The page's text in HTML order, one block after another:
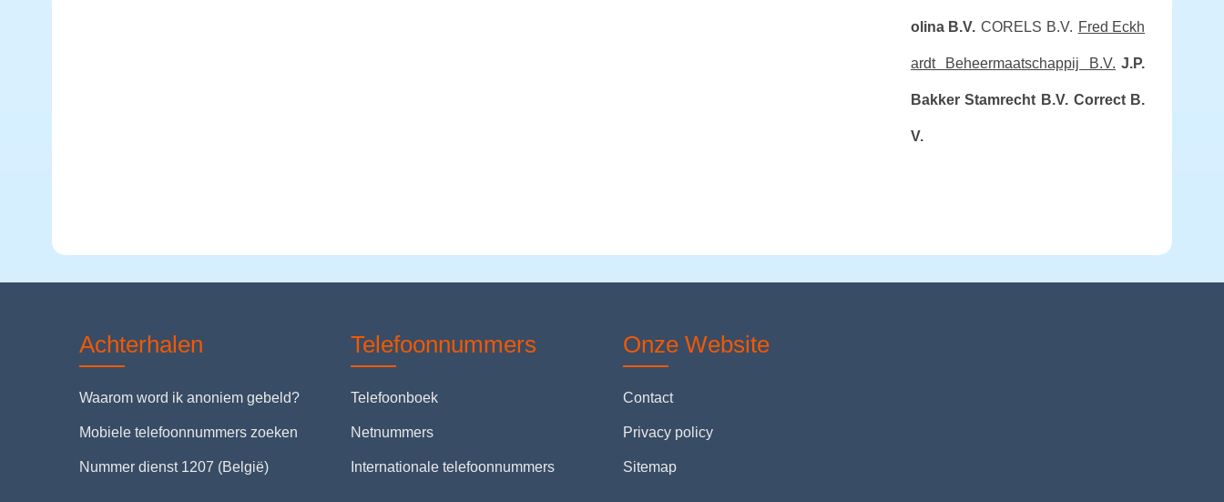
olina B.V. CORELS B.V. Fred Eckh
ardt Beheermaatschappij B.V. J.P.
Bakker Stamrecht B.V. Correct B.
V.
Achterhalen
Waarom word ik anoniem gebeld?
Mobiele telefoonnummers zoeken
Nummer dienst 1207 (België)
Telefoonnummers
Telefoonboek
Netnummers
Internationale telefoonnummers
Onze Website
Contact
Privacy policy
Sitemap